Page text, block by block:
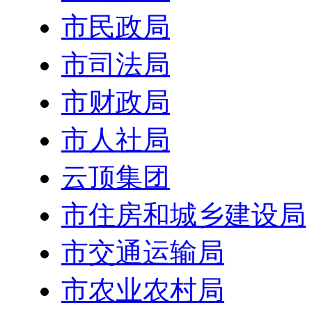
市民政局
市司法局
市财政局
市人社局
云顶集团
市住房和城乡建设局
市交通运输局
市农业农村局